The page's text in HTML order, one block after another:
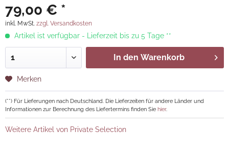
79,00 € *
inkl. MwSt. zzgl. Versandkosten
Artikel ist verfügbar - Lieferzeit bis zu 5 Tage **
In den Warenkorb
Merken
(**) Für Lieferungen nach Deutschland. Die Lieferzeiten für andere Länder und
Informationen zur Berechnung des Liefertermins finden Sie hier.
Weitere Artikel von Private Selection